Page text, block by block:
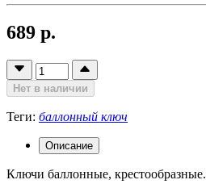
689 р.
Нет в наличии
Теги: баллонный ключ
Описание
Ключи баллонные, крестообразные.